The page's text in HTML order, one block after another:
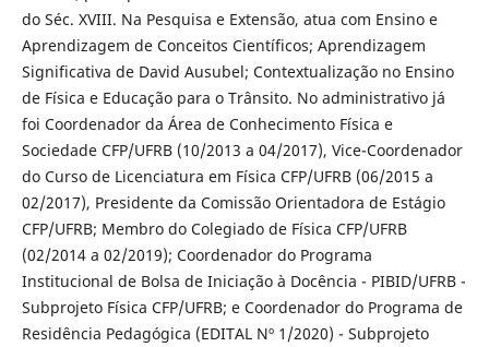
do Séc. XVIII. Na Pesquisa e Extensão, atua com Ensino e
Aprendizagem de Conceitos Científicos; Aprendizagem
Significativa de David Ausubel; Contextualização no Ensino
de Física e Educação para o Trânsito. No administrativo já
foi Coordenador da Área de Conhecimento Física e
Sociedade CFP/UFRB (10/2013 a 04/2017), Vice-Coordenador
do Curso de Licenciatura em Física CFP/UFRB (06/2015 a
02/2017), Presidente da Comissão Orientadora de Estágio
CFP/UFRB; Membro do Colegiado de Física CFP/UFRB
(02/2014 a 02/2019); Coordenador do Programa
Institucional de Bolsa de Iniciação à Docência - PIBID/UFRB -
Subprojeto Física CFP/UFRB; e Coordenador do Programa de
Residência Pedagógica (EDITAL Nº 1/2020) - Subprojeto